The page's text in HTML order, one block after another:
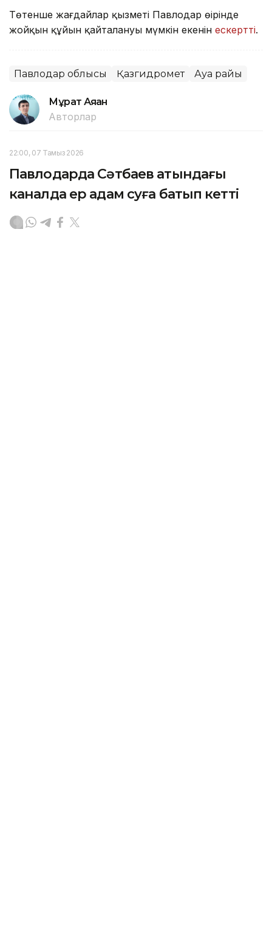
Төтенше жағдайлар қызметі Павлодар өңірінде
жойқын құйын қайталануы мүмкін екенін ескертті.
Павлодар облысы Қазгидромет Ауа райы
Мұрат Аяған
Авторлар
22:00, 07 Тамыз 2026
Павлодарда Сәтбаев атындағы
каналда ер адам суға батып кетті